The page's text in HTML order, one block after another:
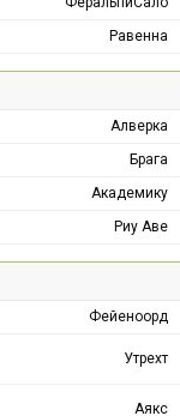
Равенна
Алверка
Брага
Академику
Риу Аве
Фейеноорд
Утрехт
Аякс